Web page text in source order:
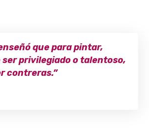
que para pintar,
ser privilegiado o talentoso,
contreras.”